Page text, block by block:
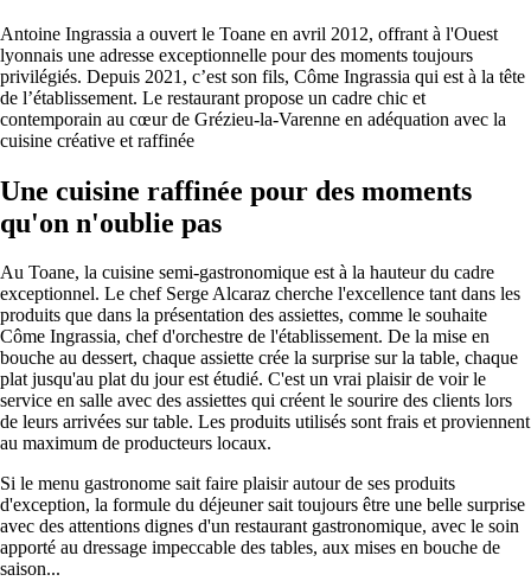
Antoine Ingrassia a ouvert le Toane en avril 2012, offrant à l'Ouest
lyonnais une adresse exceptionnelle pour des moments toujours
privilégiés. Depuis 2021, c’est son fils, Côme Ingrassia qui est à la tête
de l’établissement. Le restaurant propose un cadre chic et
contemporain au cœur de Grézieu-la-Varenne en adéquation avec la
cuisine créative et raffinée
Une cuisine raffinée pour des moments
qu'on n'oublie pas
Au Toane, la cuisine semi-gastronomique est à la hauteur du cadre
exceptionnel. Le chef Serge Alcaraz cherche l'excellence tant dans les
produits que dans la présentation des assiettes, comme le souhaite
Côme Ingrassia, chef d'orchestre de l'établissement. De la mise en
bouche au dessert, chaque assiette crée la surprise sur la table, chaque
plat jusqu'au plat du jour est étudié. C'est un vrai plaisir de voir le
service en salle avec des assiettes qui créent le sourire des clients lors
de leurs arrivées sur table. Les produits utilisés sont frais et proviennent
au maximum de producteurs locaux.
Si le menu gastronome sait faire plaisir autour de ses produits
d'exception, la formule du déjeuner sait toujours être une belle surprise
avec des attentions dignes d'un restaurant gastronomique, avec le soin
apporté au dressage impeccable des tables, aux mises en bouche de
saison...